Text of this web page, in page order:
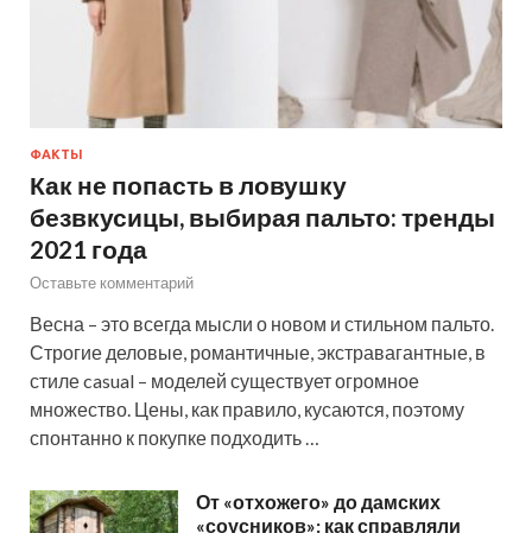
ФАКТЫ
Как не попасть в ловушку
безвкусицы, выбирая пальто: тренды
2021 года
Оставьте комментарий
Весна – это всегда мысли о новом и стильном пальто.
Строгие деловые, романтичные, экстравагантные, в
стиле casual – моделей существует огромное
множество. Цены, как правило, кусаются, поэтому
спонтанно к покупке подходить …
От «отхожего» до дамских
«соусников»: как справляли